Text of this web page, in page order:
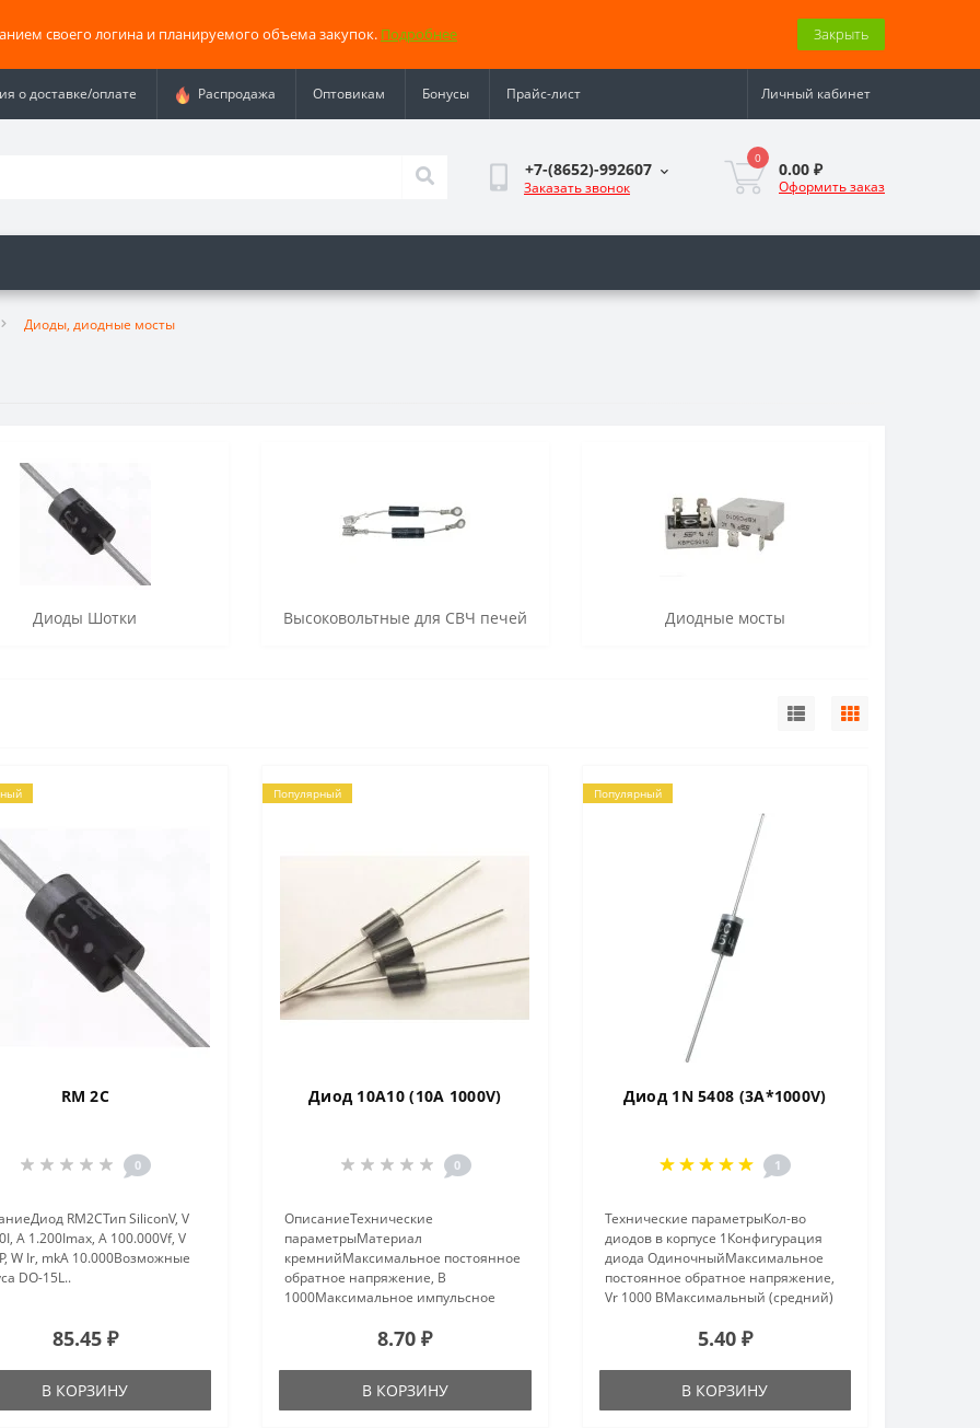
своего логина и планируемого объема закупок. Подробнее Закрыть
о доставке/оплате Распродажа Оптовикам Бонусы Прайс-лист Личный кабинет
+7-(8652)-992607
Заказать звонок
0
0.00 ₽
Оформить заказ
Диоды, диодные мосты
Диоды Шотки Высоковольтные для СВЧ печей Диодные мосты
RM 2C
0
RM2CТип SiliconV, V
A 1.200Imax, A 100.000Vf, V
W Ir, mkA 10.000Возможные
DO-15L..
85.45 ₽
В КОРЗИНУ
Популярный
Диод 10A10 (10A 1000V)
0
ОписаниеТехнические
параметрыМатериал
кремнийМаксимальное постоянное
обратное напряжение, В
1000Максимальное импульсное
1000Максимальный
полупериод) ток,А 10Максимально
допустимый прямой импульсный
ток,А ..
8.70 ₽
В КОРЗИНУ
Популярный
Диод 1N 5408 (3A*1000V)
1
Технические параметрыКол-во
диодов в корпусе 1Конфигурация
диода ОдиночныйМаксимальное
постоянное обратное напряжение,
Vr 1000 ВМаксимальный (средний)
аМаксимальное прямое
1.2 В при 3 АМ..
5.40 ₽
В КОРЗИНУ